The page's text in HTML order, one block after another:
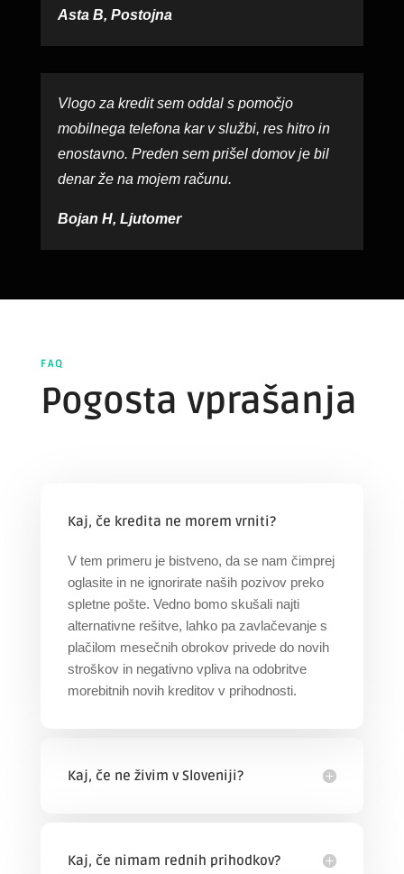
Asta B, Postojna
Vlogo za kredit sem oddal s pomočjo
mobilnega telefona kar v službi, res hitro in
enostavno. Preden sem prišel domov je bil
denar že na mojem računu.
Bojan H, Ljutomer
FAQ
Pogosta vprašanja
Kaj, če kredita ne morem vrniti?
V tem primeru je bistveno, da se nam čimprej
oglasite in ne ignorirate naših pozivov preko
spletne pošte. Vedno bomo skušali najti
alternativne rešitve, lahko pa zavlačevanje s
plačilom mesečnih obrokov privede do novih
stroškov in negativno vpliva na odobritve
morebitnih novih kreditov v prihodnosti.
Kaj, če ne živim v Sloveniji?
Kaj, če nimam rednih prihodkov?